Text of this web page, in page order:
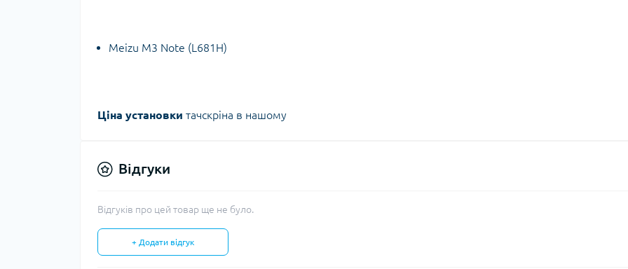
Meizu M3 Note (L681H)
Ціна установки тачскріна в нашому
Відгуки
Відгуків про цей товар ще не було.
+ Додати відгук